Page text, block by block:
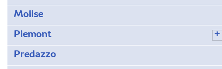
Molise
Piemont
Predazzo